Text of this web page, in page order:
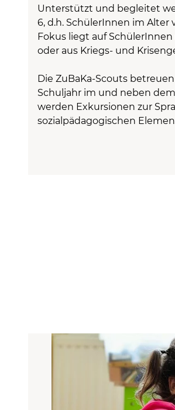
Unterstützt und begleitet
6, d.h. SchülerInnen im Alter
Fokus liegt auf
oder aus Kriegs- und
Die ZuBaKa-Scouts
Schuljahr im und neben
werden Exkursionen zur
sozialpädagogischen